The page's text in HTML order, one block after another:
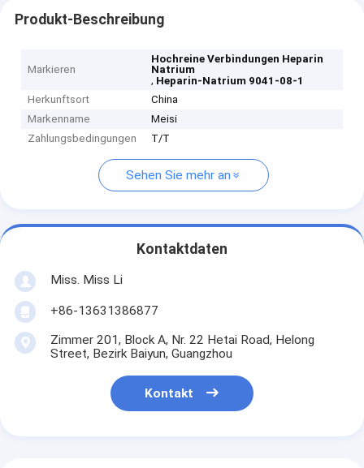
Produkt-Beschreibung
Markieren
Hochreine Verbindungen Heparin
Natrium
, Heparin-Natrium 9041-08-1
Herkunftsort
China
Markenname
Meisi
Zahlungsbedingungen
T/T
Sehen Sie mehr an
Kontaktdaten
Miss. Miss Li
+86-13631386877
Zimmer 201, Block A, Nr. 22 Hetai Road, Helong
Street, Bezirk Baiyun, Guangzhou
Kontakt